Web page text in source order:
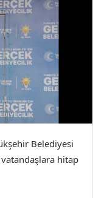
Belediyesi
hitap